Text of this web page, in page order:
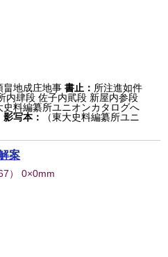
畠地成庄地事書止： 所注進如件
内肆段 佐子内貮段 新屋内参段
史料編纂所ユニオンカタログへ
影写本：
（東大史料編纂所ユニ
案
） 0×0mm